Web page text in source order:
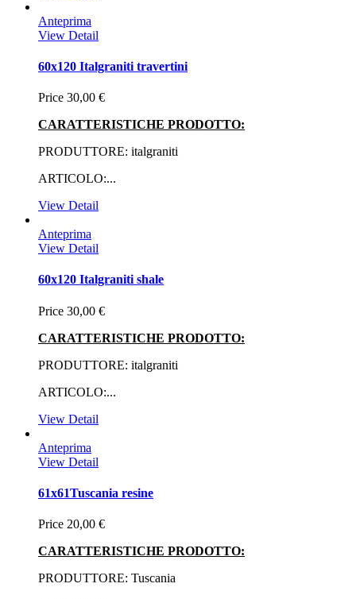
Anteprima
View Detail
60x120 Italgraniti travertini
Price 30,00 €
CARATTERISTICHE PRODOTTO:
PRODUTTORE: italgraniti
ARTICOLO:...
View Detail
Anteprima
View Detail
60x120 Italgraniti shale
Price 30,00 €
CARATTERISTICHE PRODOTTO:
PRODUTTORE: italgraniti
ARTICOLO:...
View Detail
Anteprima
View Detail
61x61Tuscania resine
Price 20,00 €
CARATTERISTICHE PRODOTTO:
PRODUTTORE: Tuscania